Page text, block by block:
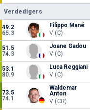
Verdedigers
49.2
65.3
Filippo Mané
V (C)
51.5
74.3
Joane Gadou
V (C)
53.1
80.9
Luca Reggiani
V (C)
73.5
74.1
Waldemar
Anton
V (CR)